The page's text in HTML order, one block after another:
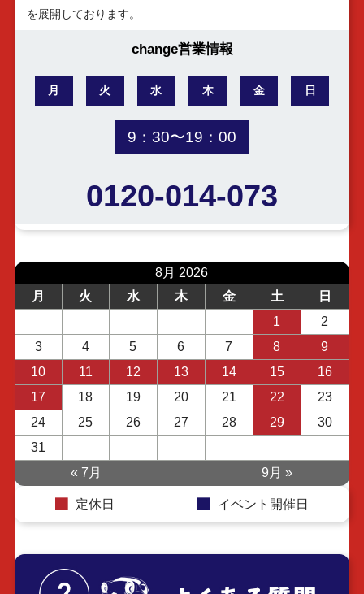
を展開しております。
change営業情報
月 火 水 木 金 日
9：30〜19：00
0120-014-073
8月 2026
月
火 水 木 金 土
日
1
2
3
4 5 6 7 8
9
10
11 12 13 14 15
16
17
18 19 20 21 22
23
24
25 26 27 28 29
30
31
« 7月
9月 »
定休日 イベント開催日